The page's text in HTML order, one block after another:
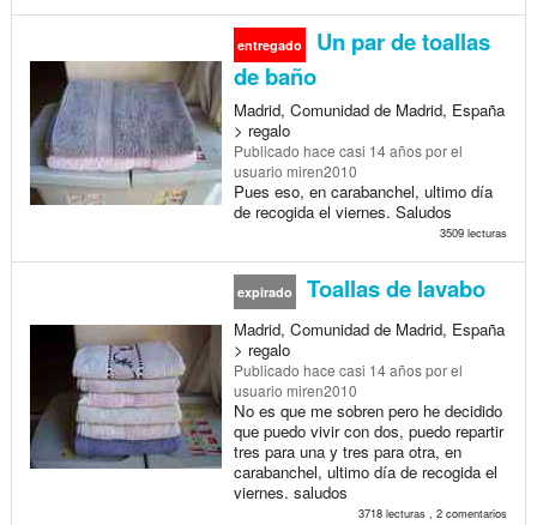
entregado
Un par de toallas
de baño
Madrid, Comunidad de Madrid, España
> regalo
Publicado hace casi 14 añospor el
usuario miren2010
Pues eso, en carabanchel, ultimo día
de recogida el viernes. Saludos
3509 lecturas
expirado Toallas de lavabo
Madrid, Comunidad de Madrid, España
> regalo
Publicado hace casi 14 añospor el
usuario miren2010
No es que me sobren pero he decidido
que puedo vivir con dos, puedo repartir
tres para una y tres para otra, en
carabanchel, ultimo día de recogida el
viernes. saludos
3718 lecturas , 2 comentarios